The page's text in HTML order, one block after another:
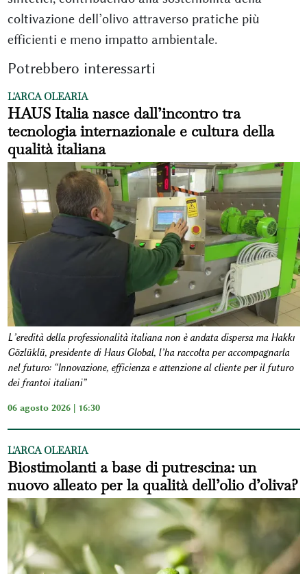
coltivazione dell’olivo attraverso pratiche più
efficienti e meno impatto ambientale.
Potrebbero interessarti
L'ARCA OLEARIA
HAUS Italia nasce dall’incontro tra
tecnologia internazionale e cultura della
qualità italiana
L’eredità della professionalità italiana non è andata dispersa ma Hakkı
Gözlüklü, presidente di Haus Global, l’ha raccolta per accompagnarla
nel futuro: “Innovazione, efficienza e attenzione al cliente per il futuro
dei frantoi italiani”
06 agosto 2026 | 16:30
L'ARCA OLEARIA
Biostimolanti a base di putrescina: un
nuovo alleato per la qualità dell’olio d’oliva?